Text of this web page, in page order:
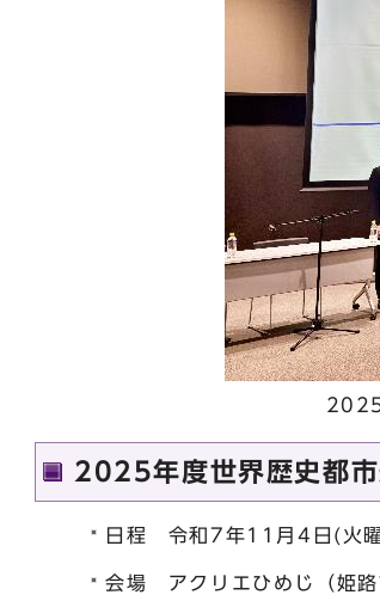
2025年度世
2025年度世界歴史都
日程 令和7年11月4日(火曜
会場 アクリエひめじ（姫路